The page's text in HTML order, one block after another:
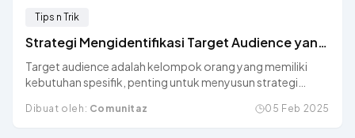
Tips n Trik
Strategi Mengidentifikasi Target Audience yang
Tepat
Target audience adalah kelompok orang yang memiliki
kebutuhan spesifik, penting untuk menyusun strategi
Dibuat oleh: Comunitaz 05 Feb 2025